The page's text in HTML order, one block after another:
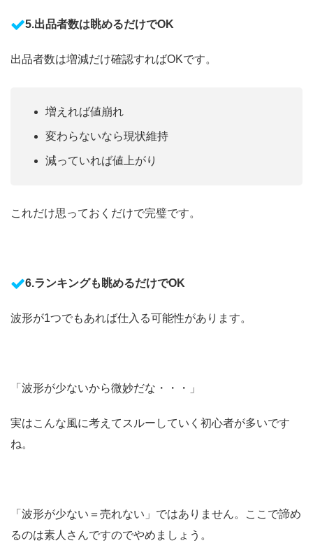
5.出品者数は眺めるだけでOK
出品者数は増減だけ確認すればOKです。
増えれば値崩れ
変わらないなら現状維持
減っていれば値上がり
これだけ思っておくだけで完璧です。
6.ランキングも眺めるだけでOK
波形が1つでもあれば仕入る可能性があります。
「波形が少ないから微妙だな・・・」
実はこんな風に考えてスルーしていく初心者が多いです
ね。
「波形が少ない＝売れない」ではありません。ここで諦め
るのは素人さんですのでやめましょう。